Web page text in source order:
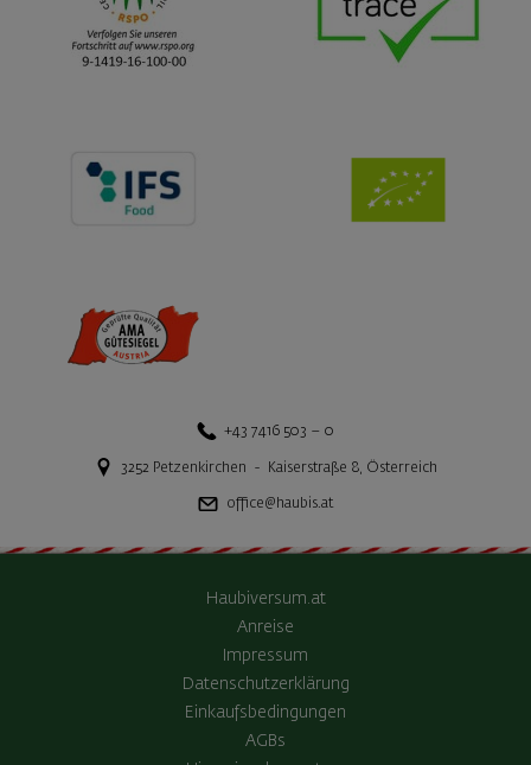
+43 7416 503 – 0
3252 Petzenkirchen - Kaiserstraße 8, Österreich
office@haubis.at
Haubiversum.at
Anreise
Impressum
Datenschutzerklärung
Einkaufsbedingungen
AGBs